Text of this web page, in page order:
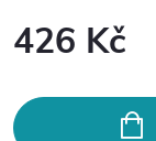
426 Kč